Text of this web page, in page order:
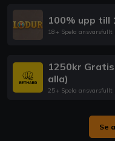
100% upp till
18+ Spela ansvarsfullt
1250kr
alla)
25+ Spela ansvarsfullt
Se